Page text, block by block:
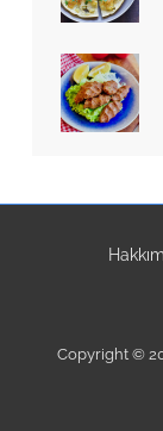
Copyright ©